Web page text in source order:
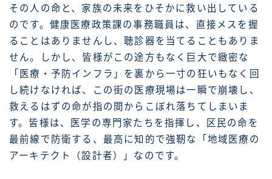
その人の命と、家族の未来をひそかに救い出している
のです。健康医療政策課の事務職員は、直接メスを握
ることはありませんし、聴診器を当てることもありま
せん。しかし、皆様がこの途方もなく巨大で緻密な
「医療・予防インフラ」を裏から一寸の狂いもなく回
し続けなければ、この街の医療現場は一瞬で崩壊し、
救えるはずの命が指の間からこぼれ落ちてしまいま
す。皆様は、医学の専門家たちを指揮し、区民の命を
最前線で防衛する、最高に知的で強靭な「地域医療の
アーキテクト（設計者）」なのです。